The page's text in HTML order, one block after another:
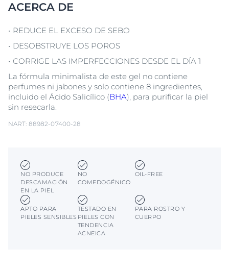
ACERCA DE
NART: 88982-07400-28
REDUCE EL EXCESO DE SEBO
DESOBSTRUYE LOS POROS
CORRIGE LAS IMPERFECCIONES DESDE EL DÍA 1
La fórmula minimalista de este gel no contiene
perfumes ni jabones y solo contiene 8 ingredientes,
incluido el Ácido Salicílico (BHA), para purificar la piel
sin resecarla.
NO PRODUCE
DESCAMACIÓN
EN LA PIEL
NO
COMEDOGÉNICO
OIL-FREE
APTO PARA
PIELES SENSIBLES
TESTADO EN
PIELES CON
TENDENCIA
ACNEICA
PARA ROSTRO Y
CUERPO